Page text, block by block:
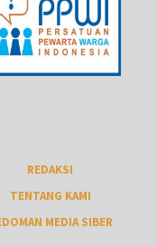
REDAKSI
TENTANG KAMI
MEDIA SIBER